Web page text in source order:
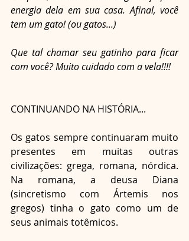
energia dela em sua casa. Afinal, você
tem um gato! (ou gatos...)
Que tal chamar seu gatinho para ficar
com você? Muito cuidado com a vela!!!!
CONTINUANDO NA HISTÓRIA...
Os gatos sempre continuaram muito
presentes em muitas outras
civilizações: grega, romana, nórdica.
Na romana, a deusa Diana
(sincretismo com Ártemis nos
gregos) tinha o gato como um de
seus animais totêmicos.